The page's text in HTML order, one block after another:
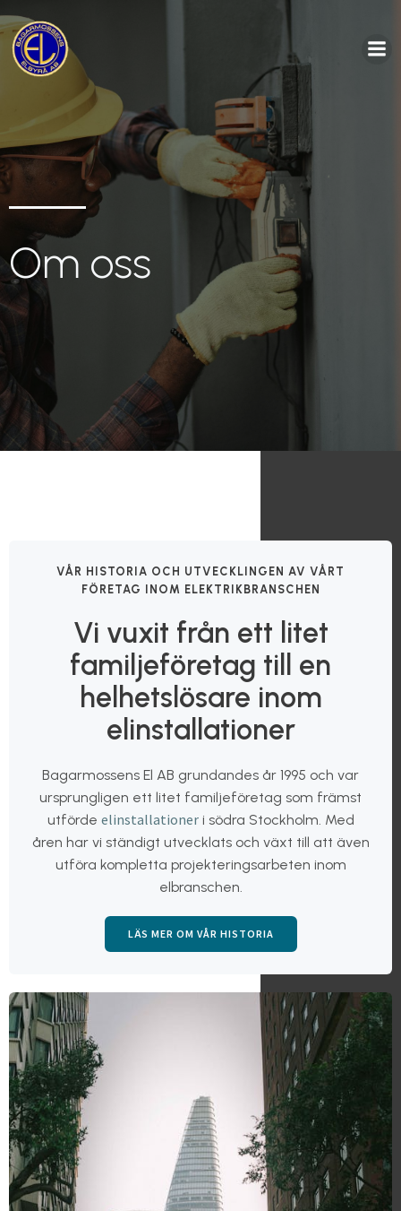
Om oss
VÅR HISTORIA OCH UTVECKLINGEN AV VÅRT
FÖRETAG INOM ELEKTRIKBRANSCHEN
Vi vuxit från ett litet
familjeföretag till en
helhetslösare inom
elinstallationer
Bagarmossens El AB grundandes år 1995 och var
ursprungligen ett litet familjeföretag som främst
utförde elinstallationeri södra Stockholm. Med
åren har vi ständigt utvecklats och växt till att även
utföra kompletta projekteringsarbeten inom
elbranschen.
LÄS MER OM VÅR HISTORIA